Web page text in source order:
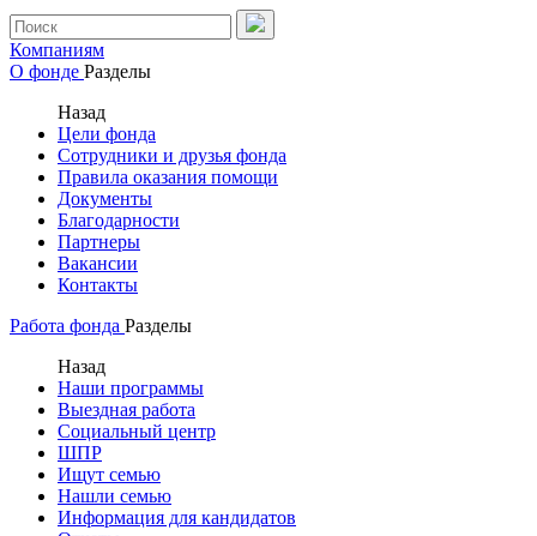
Компаниям
О фонде Разделы
Назад
Цели фонда
Сотрудники и друзья фонда
Правила оказания помощи
Документы
Благодарности
Партнеры
Вакансии
Контакты
Работа фонда Разделы
Назад
Наши программы
Выездная работа
Социальный центр
ШПР
Ищут семью
Нашли семью
Информация для кандидатов